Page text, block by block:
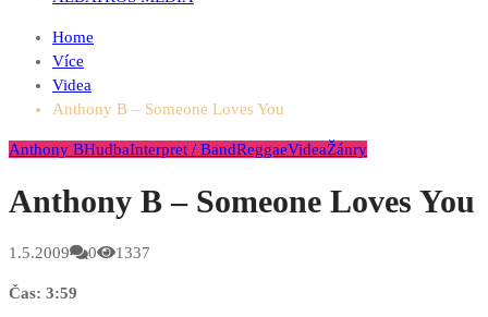
Home
Více
Videa
Anthony B – Someone Loves You
Anthony BHudbaInterpret / BandReggaeVideaŽánry
Anthony B – Someone Loves You
1.5.2009 0 1337
Čas: 3:59